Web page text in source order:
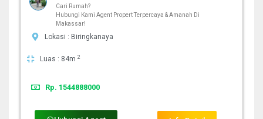
Cari Rumah?
Hubungi Kami Agent Propert Terpercaya & Amanah Di
Makassar!
Lokasi : Biringkanaya
Luas : 84m 2
Rp. 1544888000